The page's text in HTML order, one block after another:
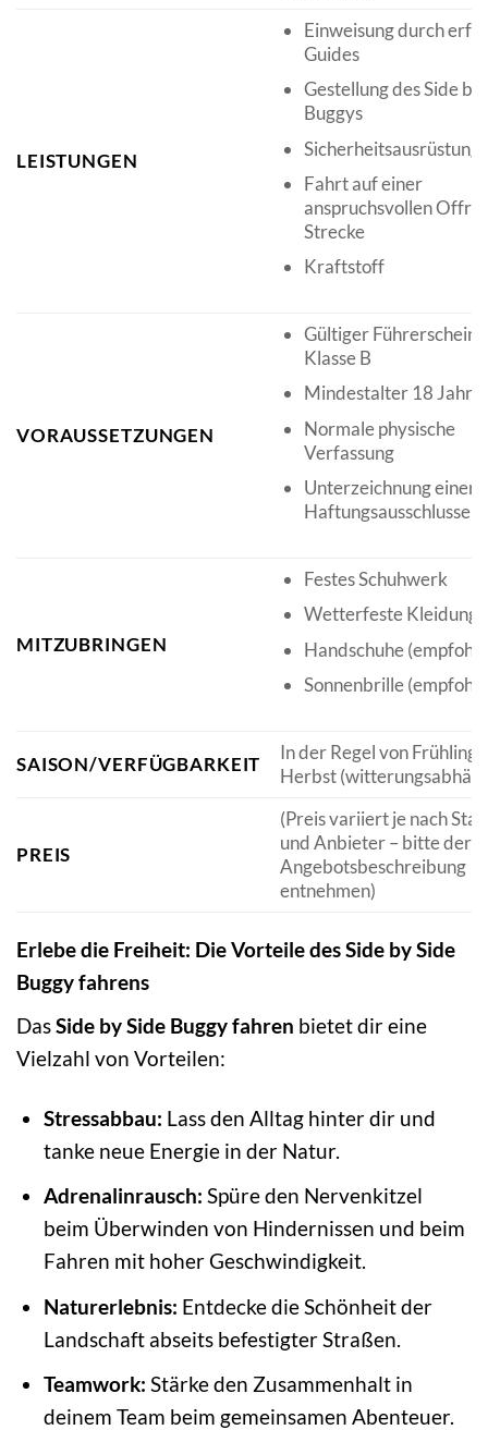
LEISTUNGEN
Einweisung durch
Guides
Gestellung des Side by
Buggys
Sicherheitsausrüstung
Fahrt auf einer
anspruchsvollen
Strecke
Kraftstoff
VORAUSSETZUNGEN
Gültiger Führerschein
Klasse B
Mindestalter 18 Jahre
Normale physische
Verfassung
Unterzeichnung einer
MITZUBRINGEN
Festes Schuhwerk
Wetterfeste Kleidung
Handschuhe
Sonnenbrille
SAISON/VERFÜGBARKEIT
In der Regel von Frühling
Herbst
PREIS
(Preis variiert je nach
und Anbieter – bitte der
Angebotsbeschreibung
entnehmen)
Erlebe die Freiheit: Die Vorteile des Side by Side
Buggy fahrens
DasSide by Side Buggy fahren bietet dir eine
Vielzahl von Vorteilen:
Stressabbau: Lass den Alltag hinter dir und
tanke neue Energie in der Natur.
Adrenalinrausch: Spüre den Nervenkitzel
beim Überwinden von Hindernissen und beim
Fahren mit hoher Geschwindigkeit.
Naturerlebnis: Entdecke die Schönheit der
Landschaft abseits befestigter Straßen.
Teamwork: Stärke den Zusammenhalt in
deinem Team beim gemeinsamen Abenteuer.